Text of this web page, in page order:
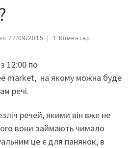
22/09/2015 | 1 Коментар
12:00 по
market, на якому можна буде
речі.
речей, якими він вже не
вони займають чимало
це є для панянок, в